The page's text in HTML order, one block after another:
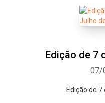
Edição de 7
07/
Edição de